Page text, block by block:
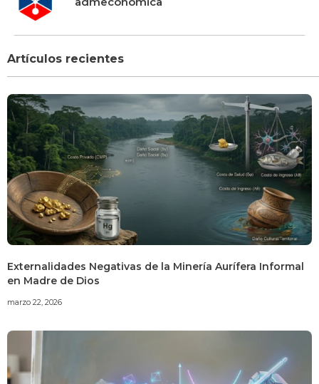
Artículos recientes
Externalidades Negativas de la Minería Aurífera Informal
en Madre de Dios
marzo 22, 2026